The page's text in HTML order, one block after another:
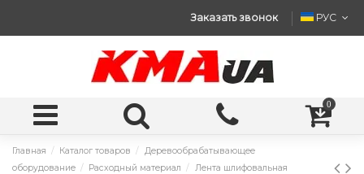
Заказать звонок РУС
0
Главная Каталог товаров
Деревообрабатывающее
оборудование
Расходный материал
Лента шлифовальная